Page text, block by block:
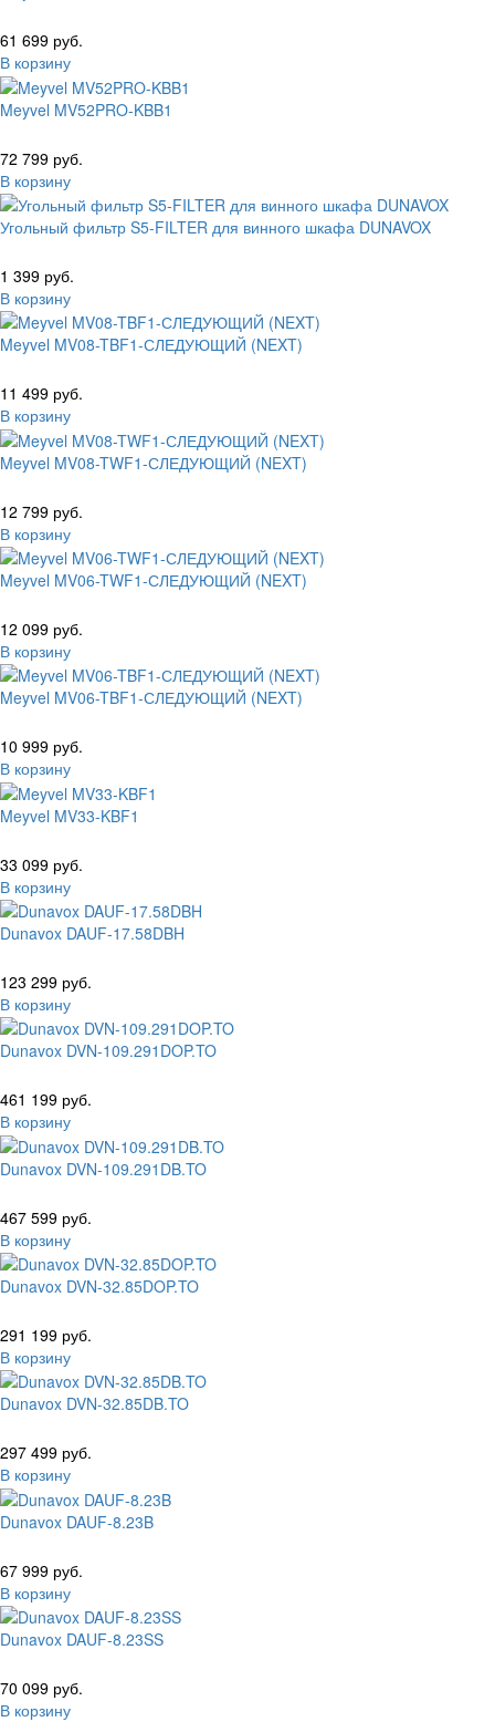
61 699 руб.
В корзину
Meyvel MV52PRO-KBB1
72 799 руб.
В корзину
Угольный фильтр S5-FILTER для винного шкафа DUNAVOX
1 399 руб.
В корзину
Meyvel MV08-TBF1-СЛЕДУЮЩИЙ (NEXT)
11 499 руб.
В корзину
Meyvel MV08-TWF1-СЛЕДУЮЩИЙ (NEXT)
12 799 руб.
В корзину
Meyvel MV06-TWF1-СЛЕДУЮЩИЙ (NEXT)
12 099 руб.
В корзину
Meyvel MV06-TBF1-СЛЕДУЮЩИЙ (NEXT)
10 999 руб.
В корзину
Meyvel MV33-KBF1
33 099 руб.
В корзину
Dunavox DAUF-17.58DBH
123 299 руб.
В корзину
Dunavox DVN-109.291DOP.TO
461 199 руб.
В корзину
Dunavox DVN-109.291DB.TO
467 599 руб.
В корзину
Dunavox DVN-32.85DOP.TO
291 199 руб.
В корзину
Dunavox DVN-32.85DB.TO
297 499 руб.
В корзину
Dunavox DAUF-8.23B
67 999 руб.
В корзину
Dunavox DAUF-8.23SS
70 099 руб.
В корзину